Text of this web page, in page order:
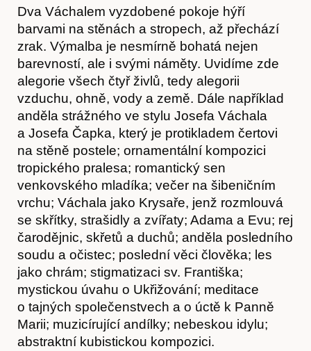
Akce
Dva Váchalem vyzdobené pokoje hýří
barvami na stěnách a stropech, až přechází
zrak. Výmalba je nesmírně bohatá nejen
barevností, ale i svými náměty. Uvidíme zde
alegorie všech čtyř živlů, tedy alegorii
vzduchu, ohně, vody a země. Dále například
anděla strážného ve stylu Josefa Váchala
a Josefa Čapka, který je protikladem čertovi
na stěně postele; ornamentální kompozici
tropického pralesa; romantický sen
venkovského mladíka; večer na šibeničním
vrchu; Váchala jako Krysaře, jenž rozmlouvá
se skřítky, strašidly a zvířaty; Adama a Evu; rej
čarodějnic, skřetů a duchů; anděla posledního
soudu a očistec; poslední věci člověka; les
jako chrám; stigmatizaci sv. Františka;
mystickou úvahu o Ukřižování; meditace
o tajných společenstvech a o úctě k Panně
Marii; muzicírující andílky; nebeskou idylu;
abstraktní kubistickou kompozici.